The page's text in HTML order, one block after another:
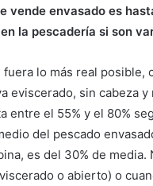
vende envasado es
la pescadería si son
fuera lo más real
eviscerado, sin cabeza
entre el 55% y el 80%
del pescado
es del 30% de
o abierto) o